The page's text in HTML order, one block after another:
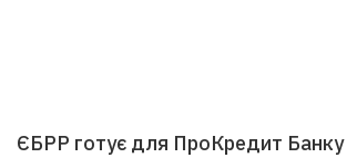
ЄБРР готує для ПроКредит